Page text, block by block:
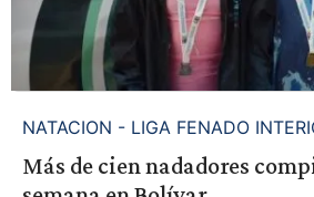
NATACION - LIGA FENADO
Más de cien nadadores